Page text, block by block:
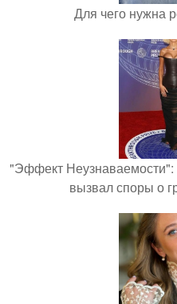
Для чего нужна
"Эффект
вызвал споры о